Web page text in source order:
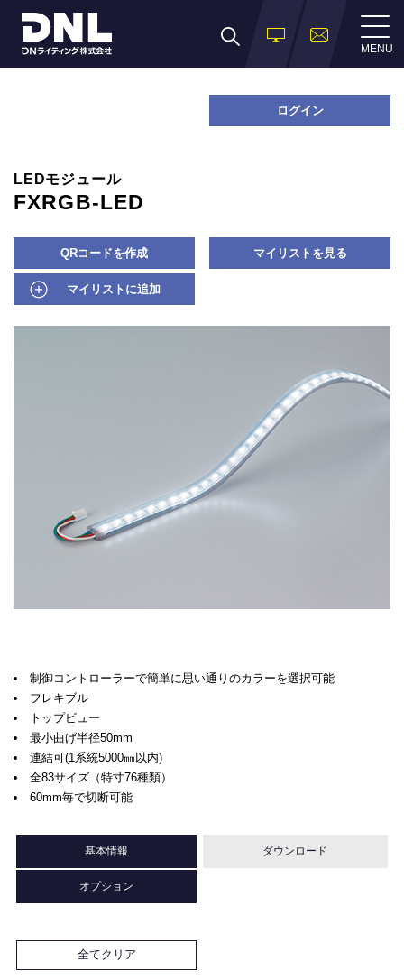
MENU
ログイン
LEDモジュール
FXRGB-LED
QRコードを作成 マイリストを見る
マイリストに追加
制御コントローラーで簡単に思い通りのカラーを選択可能
フレキブル
トップビュー
最小曲げ半径50mm
連結可(1系統5000㎜以内)
全83サイズ（特寸76種類）
60mm毎で切断可能
基本情報 ダウンロード
オプション
全てクリア